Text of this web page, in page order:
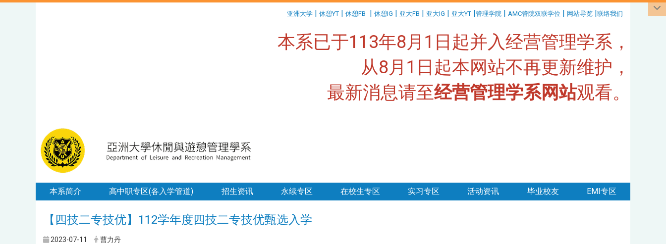
亚洲大学 | 休憩YT | 休憩FB | 休憩IG | 亚大FB | 亚大IG | 亚大YT |管理学院 | AMC管院双联学位 | 网站导览 |联络我们
本系已于113年8月1日起并入经营管理学系，
从8月1日起本网站不再更新维护，
最新消息请至经营管理学系网站观看。
本系简介 高中职专区(各入学管道) 招生资讯 永续专区 在校生专区 实习专区 活动资讯 毕业校友 EMI专区
【四技二专技优】112学年度四技二专技优甄选入学
2023-07-11 曹力丹